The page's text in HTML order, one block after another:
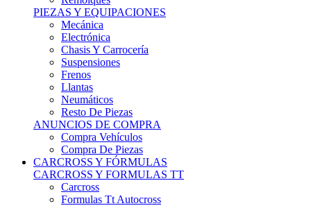
Formulas Tt Autocross
Remolques
PIEZAS Y EQUIPACIONES
Mecanica
Electrónica
Chasis Y Carrocería
Suspensiones
Frenos
Llantas
Neumáticos
Resto De Piezas
Equipación Piloto
ANUNCIOS DE COMPRA
Compra De Cc Y Tt
Compra De Piezas
4X4 Y OFFROAD